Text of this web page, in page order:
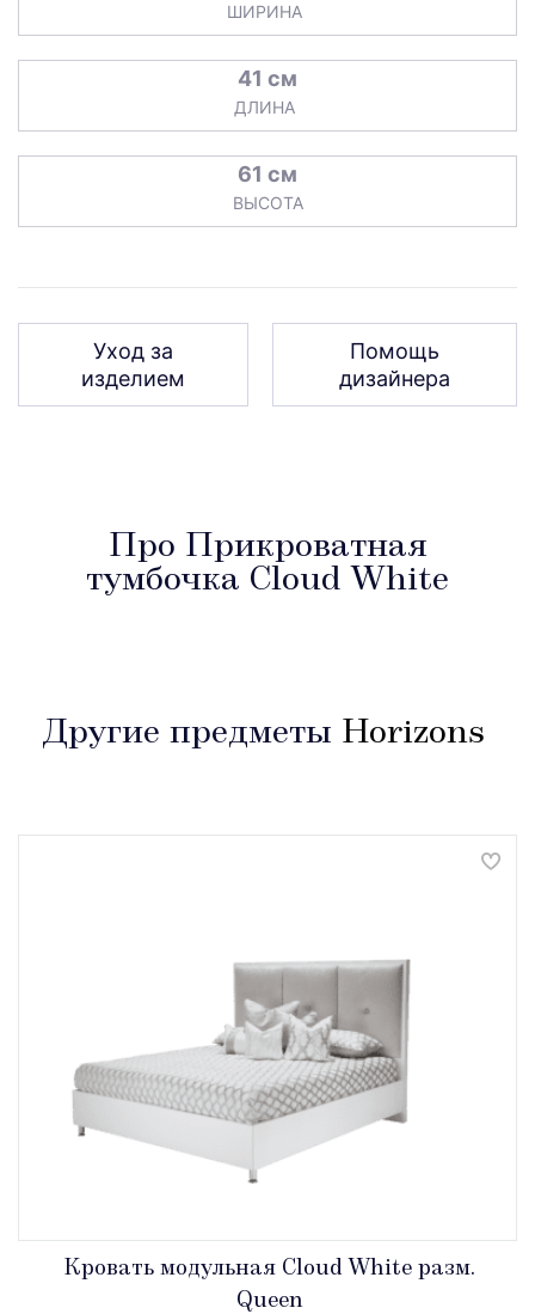
ШИРИНА
41 см
ДЛИНА
61 см
ВЫСОТА
Уход за
изделием
Помощь
дизайнера
Про Прикроватная
тумбочка Cloud White
Другие предметы Horizons
Кровать модульная Cloud White разм.
Queen